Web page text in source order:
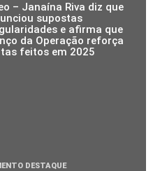
– Janaína Riva diz que
supostas
e afirma que
da Operação reforça
feitos em 2025
DESTAQUE